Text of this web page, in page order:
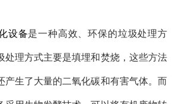
设备是一种高效、环保的垃圾处理方
处理方式主要是填埋和焚烧，这些方法
产生了大量的二氧化碳和有害气体。而